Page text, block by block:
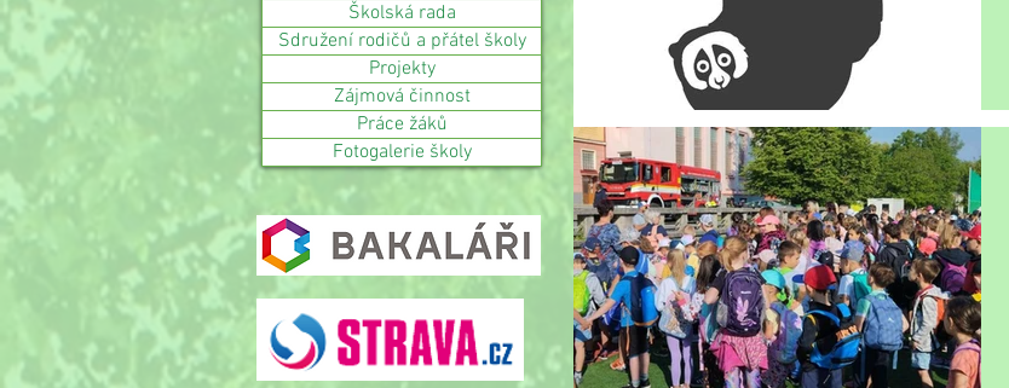
Školská rada
Sdružení rodičů a přátel školy
Projekty
Zájmová činnost
Práce žáků
Fotogalerie školy